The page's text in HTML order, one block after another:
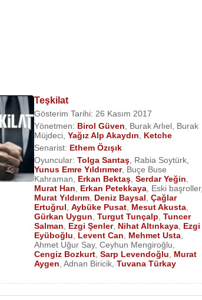
Teşkilat
Gösterim Tarihi: 26 Kasım 2017
Yönetmen: Birol Güven Burak Arlıel Burak
Müjdeci ,Yağız Alp Akaydın
Ketche
Senarist: Ethem Özışık
Oyuncular:Tolga Sarıtaş Rabia Soytürk
Yunus Emre Yıldırımer, Buçe Buse
Kahraman
Erkan Bektaş ,Serdar Yeğin
Murat Han
Erkan Petekkaya Eski başroller,
Murat Yıldırım Deniz Baysal ,Çağlar
Ertuğrul ,Aybüke Pusat Mesut Akusta
Gürkan Uygun ,Turgut Tunçalp ,Tuncer
Salman
Ezgi Şenler, Nihat Altınkaya Ezgi
Eyüboğlu
Levent Can Mehmet Usta
Ahmet Uğur Say,Ceyhun Mengiroğlu
Cengiz Bozkurt ,Sarp Levendoğlu
Murat
Aygen ,Adnan Biricik ,Tuvana Türkay